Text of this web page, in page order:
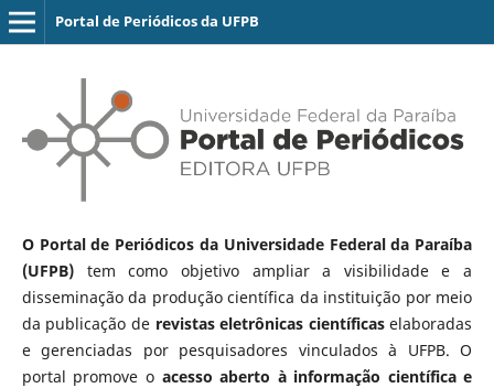
Portal de Periódicos da UFPB
O Portal de Periódicos da Universidade Federal da Paraíba
(UFPB)tem como objetivo ampliar a visibilidade e a
disseminação da produção científica da instituição por meio
da publicação de revistas eletrônicas científicaselaboradas
e gerenciadas por pesquisadores vinculados à UFPB. O
portal promove o acesso aberto à informação científica e